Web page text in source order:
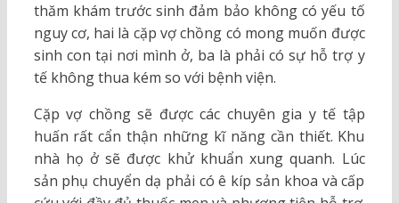
thăm khám trước sinh đảm bảo không có yếu tố
nguy cơ, hai là cặp vợ chồng có mong muốn được
sinh con tại nơi mình ở, ba là phải có sự hỗ trợ y
tế không thua kém so với bệnh viện.
Cặp vợ chồng sẽ được các chuyên gia y tế tập
huấn rất cẩn thận những kĩ năng cần thiết. Khu
nhà họ ở sẽ được khử khuẩn xung quanh. Lúc
sản phụ chuyển dạ phải có ê kíp sản khoa và cấp